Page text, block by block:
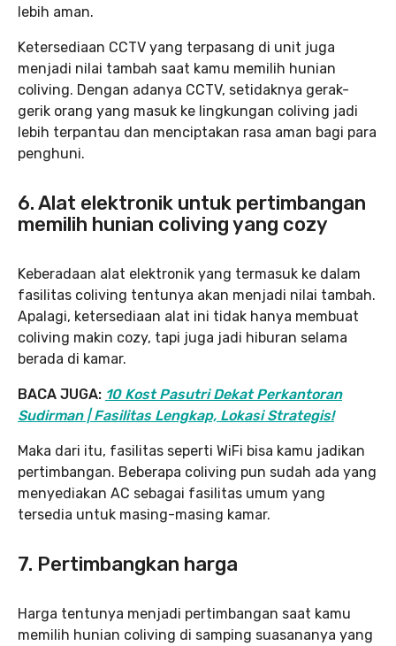
lebih aman.
Ketersediaan CCTV yang terpasang di unit juga
menjadi nilai tambah saat kamu memilih hunian
coliving. Dengan adanya CCTV, setidaknya gerak-
gerik orang yang masuk ke lingkungan coliving jadi
lebih terpantau dan menciptakan rasa aman bagi para
penghuni.
6. Alat elektronik untuk pertimbangan
memilih hunian coliving yang cozy
Keberadaan alat elektronik yang termasuk ke dalam
fasilitas coliving tentunya akan menjadi nilai tambah.
Apalagi, ketersediaan alat ini tidak hanya membuat
coliving makin cozy, tapi juga jadi hiburan selama
berada di kamar.
BACA JUGA: 10 Kost Pasutri Dekat Perkantoran
Sudirman | Fasilitas Lengkap, Lokasi Strategis!
Maka dari itu, fasilitas seperti WiFi bisa kamu jadikan
pertimbangan. Beberapa coliving pun sudah ada yang
menyediakan AC sebagai fasilitas umum yang
tersedia untuk masing-masing kamar.
7. Pertimbangkan harga
Harga tentunya menjadi pertimbangan saat kamu
memilih hunian coliving di samping suasananya yang